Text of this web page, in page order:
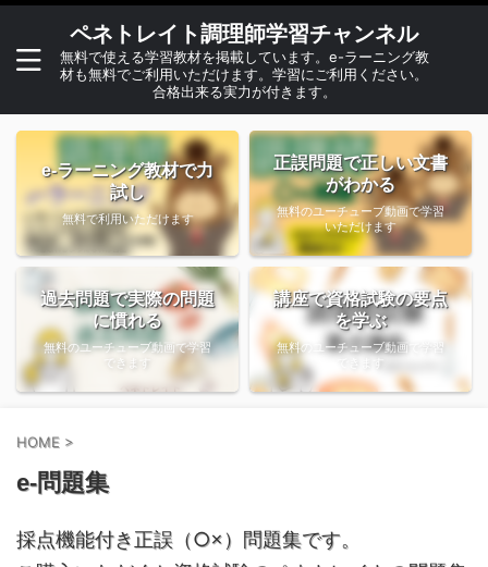
ペネトレイト調理師学習チャンネル
無料で使える学習教材を掲載しています。e-ラーニング教
材も無料でご利用いただけます。学習にご利用ください。
合格出来る実力が付きます。
e-ラーニング教材で力
試し
無料で利用いただけます
正誤問題で正しい文書
がわかる
無料のユーチューブ動画で学習
いただけます
過去問題で実際の問題
に慣れる
無料のユーチューブ動画で学習
できます
講座で資格試験の要点
を学ぶ
無料のユーチューブ動画で学習
HOME >
e-問題集
採点機能付き正誤（○×）問題集です。